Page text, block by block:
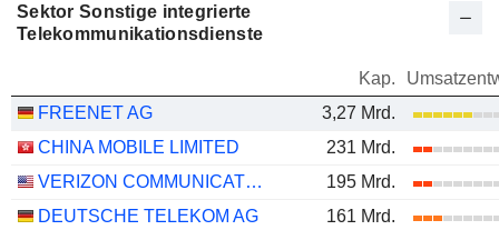
Sektor Sonstige integrierte
Telekommunikationsdienste
Kap.
FREENET AG
3,27 Mrd.
CHINA MOBILE LIMITED
231 Mrd.
VERIZON COMMUNICATIONS, INC.
195 Mrd.
DEUTSCHE TELEKOM AG
161 Mrd.